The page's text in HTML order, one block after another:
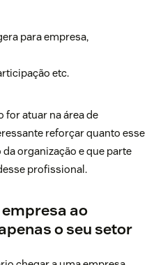
para empresa,
etc.
for atuar naárea de
reforçar quanto esse
organização e que parte
profissional.
ao
o seu setor